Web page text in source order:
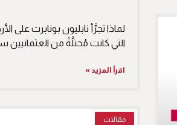
لماذا تجرَّأ نابليون بونابرت على
التي كانت مُحتلَّةً من العثمانيين سنة
اقرأ المزيد »
مقالات